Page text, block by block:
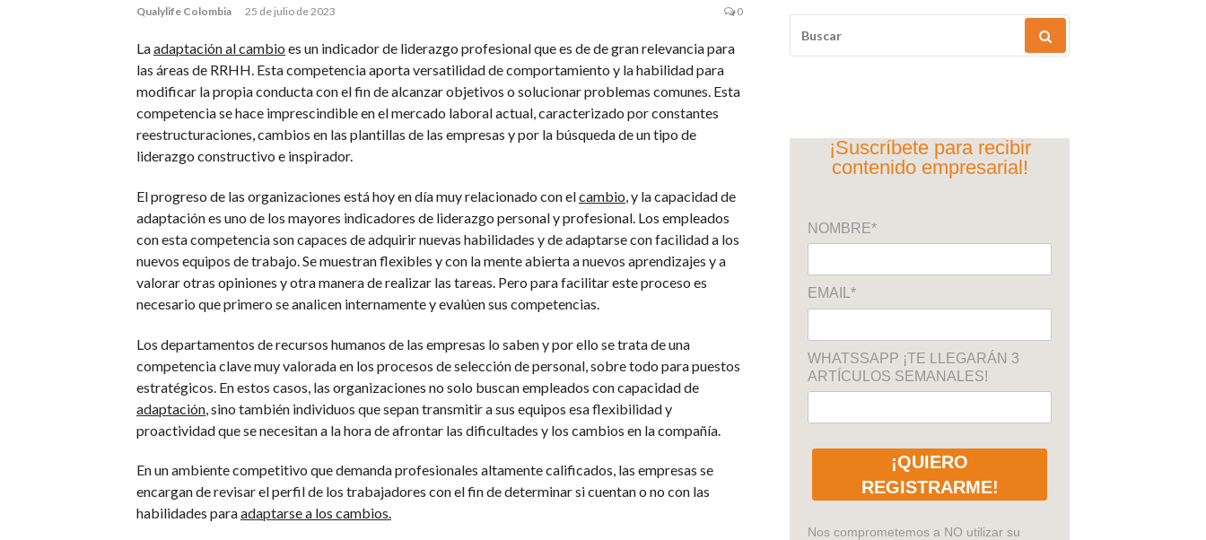
Qualylife Colombia 25 de julio de 2023 0
Laadaptación al cambio es un indicador de liderazgo profesional que es de de gran relevancia para
las áreas de RRHH. Esta competencia aporta versatilidad de comportamiento y la habilidad para
modificar la propia conducta con el fin de alcanzar objetivos o solucionar problemas comunes. Esta
competencia se hace imprescindible en el mercado laboral actual, caracterizado por constantes
reestructuraciones, cambios en las plantillas de las empresas y por la búsqueda de un tipo de
liderazgo constructivo e inspirador.
El progreso de las organizaciones está hoy en día muy relacionado con elcambio , y la capacidad de
adaptación es uno de los mayores indicadores de liderazgo personal y profesional. Los empleados
con esta competencia son capaces de adquirir nuevas habilidades y de adaptarse con facilidad a los
nuevos equipos de trabajo. Se muestran flexibles y con la mente abierta a nuevos aprendizajes y a
valorar otras opiniones y otra manera de realizar las tareas. Pero para facilitar este proceso es
necesario que primero se analicen internamente y evalúen sus competencias.
Los departamentos de recursos humanos de las empresas lo saben y por ello se trata de una
competencia clave muy valorada en los procesos de selección de personal, sobre todo para puestos
estratégicos. En estos casos, las organizaciones no solo buscan empleados con capacidad de
adaptación , sino también individuos que sepan transmitir a sus equipos esa flexibilidad y
proactividad que se necesitan a la hora de afrontar las dificultades y los cambios en la compañía.
En un ambiente competitivo que demanda profesionales altamente calificados, las empresas se
encargan de revisar el perfil de los trabajadores con el fin de determinar si cuentan o no con las
habilidades paraadaptarse a los cambios.
POR:
¡Suscríbete para recibir
contenido empresarial!
NOMBRE*
EMAIL*
WHATSSAPP ¡TE LLEGARÁN 3
ARTÍCULOS SEMANALES!
¡QUIERO
REGISTRARME!
Nos comprometemos a NO utilizar su